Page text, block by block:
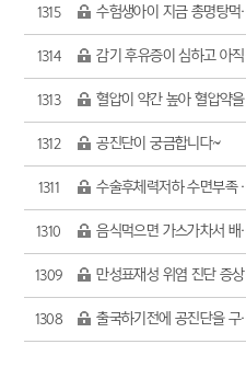
1315 수험생아이 지금 총명탕먹이는데 좋을까요
1314 감기 후유증이 심하고 아직 가래가 많이 나와요 코도 막히고
1313 혈압이 약간 높아 혈압약을 복용하는 경우 공진단 복용
1312 공진단이 궁금합니다~
1311 수술후체력저하 수면부족 만성피로 무기력증
1310 음식먹으면 가스가차서 배가 빵빵해지는데 가스배출은 안되고 너무답답하고 힘들어서 문의드리빈다
1309 만성표재성 위염 진단 증상으로는 심하지않은데 잘체하고 소화가 느림
1308 출국하기전에 공진단을 구매하고 싶습니다